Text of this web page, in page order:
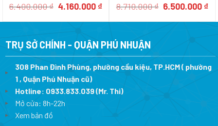
6.400.000₫ Giá
là:
4.160.000 ₫Giá
tại
4.160.000 ₫.
8.710.000₫ Giá
là:
6.500.000 ₫
tại
TRỤ SỞ CHÍNH - QUẬN PHÚ NHUẬN
308 Phan Đình Phùng, phường cầu kiệu, TP.HCM ( phường
1 , Quận Phú Nhuận cũ)
Hotline: 0933.833.039(Mr. Thi)
Mở cửa: 8h-22h
Xem bản đồ